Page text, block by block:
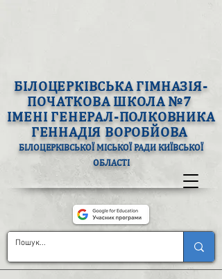
БІЛОЦЕРКІВСЬКА ГІМНАЗІЯ-
ПОЧАТКОВА ШКОЛА №7
ІМЕНІ ГЕНЕРАЛ-ПОЛКОВНИКА
ГЕННАДІЯ ВОРОБЙОВА
БІЛОЦЕРКІВСЬКОЇ МІСЬКОЇ РАДИ КИЇВСЬКОЇ
ОБЛАСТІ